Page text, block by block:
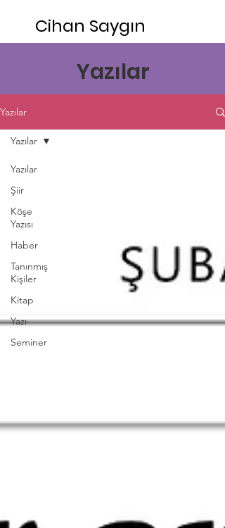
Cihan Saygın
Yazılar
Yazılar
Yazılar
Şiir
Köşe
Yazısı
Haber
Tanınmış
Kişiler
Kitap
Yazı
Seminer
Yazılar